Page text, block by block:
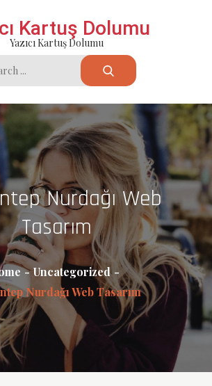
Kartuş Dolumu
Yazıcı Kartuş Dolumu
Nurdağı Web
Tasarım
Uncategorized
Nurdağı Web Tasarım